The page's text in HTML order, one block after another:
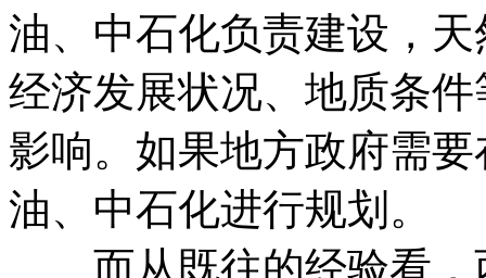
油、中石化负责建设，
经济发展状况、地质条
影响。如果地方政府需
油、中石化进行规划。
而从既往的经验看，